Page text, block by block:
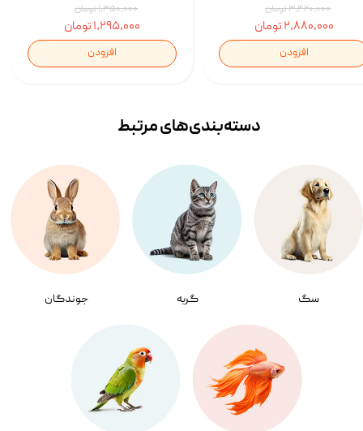
۱,۳۵۰,۰۰۰ تومان
۱,۲۹۵,۰۰۰ تومان
افزودن
۳,۴۲۰,۰۰۰ تومان
۲,۸۸۰,۰۰۰ تومان
افزودن
سگ گربه جوندگان
دسته‌بندی‌‌های مرتبط